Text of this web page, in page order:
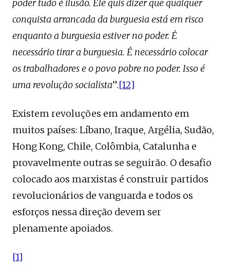
poder tudo é ilusão. Ele quis dizer que qualquer
conquista arrancada da burguesia está em risco
enquanto a burguesia estiver no poder. É
necessário tirar a burguesia. É necessário colocar
os trabalhadores e o povo pobre no poder. Isso é
uma revolução socialista”.[12]
Existem revoluções em andamento em
muitos países: Líbano, Iraque, Argélia, Sudão,
Hong Kong, Chile, Colômbia, Catalunha e
provavelmente outras se seguirão. O desafio
colocado aos marxistas é construir partidos
revolucionários de vanguarda e todos os
esforços nessa direção devem ser
plenamente apoiados.
[1]